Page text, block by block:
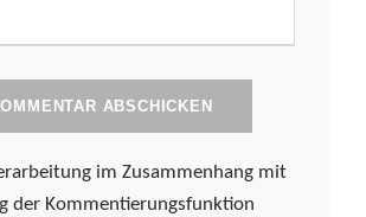
im Zusammenhang mit
der Kommentierungsfunktion